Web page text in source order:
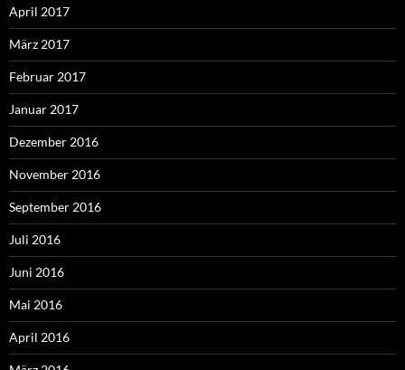
April 2017
März 2017
Februar 2017
Januar 2017
Dezember 2016
November 2016
September 2016
Juli 2016
Juni 2016
Mai 2016
April 2016